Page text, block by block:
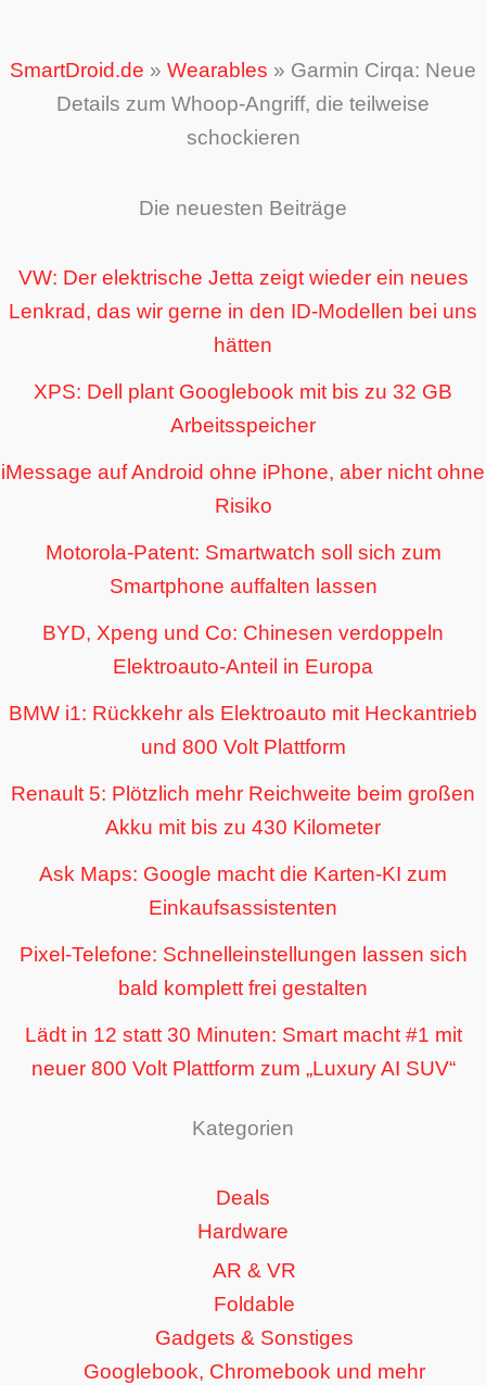
SmartDroid.de » Wearables » Garmin Cirqa: Neue
Details zum Whoop-Angriff, die teilweise
schockieren
Die neuesten Beiträge
VW: Der elektrische Jetta zeigt wieder ein neues
Lenkrad, das wir gerne in den ID-Modellen bei uns
hätten
XPS: Dell plant Googlebook mit bis zu 32 GB
Arbeitsspeicher
iMessage auf Android ohne iPhone, aber nicht ohne
Risiko
Motorola-Patent: Smartwatch soll sich zum
Smartphone auffalten lassen
BYD, Xpeng und Co: Chinesen verdoppeln
Elektroauto-Anteil in Europa
BMW i1: Rückkehr als Elektroauto mit Heckantrieb
und 800 Volt Plattform
Renault 5: Plötzlich mehr Reichweite beim großen
Akku mit bis zu 430 Kilometer
Ask Maps: Google macht die Karten-KI zum
Einkaufsassistenten
Pixel-Telefone: Schnelleinstellungen lassen sich
bald komplett frei gestalten
Lädt in 12 statt 30 Minuten: Smart macht #1 mit
neuer 800 Volt Plattform zum „Luxury AI SUV“
Kategorien
Deals
Hardware
AR & VR
Foldable
Gadgets & Sonstiges
Googlebook, Chromebook und mehr